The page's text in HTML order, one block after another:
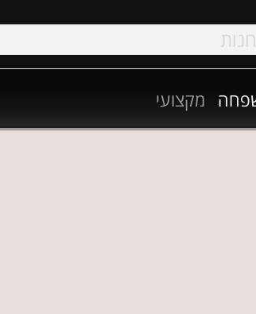
מקצועי